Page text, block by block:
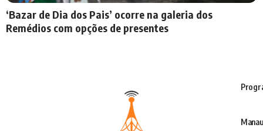
‘Bazar de Dia dos Pais’ ocorre na galeria dos
Remédios com opções de presentes